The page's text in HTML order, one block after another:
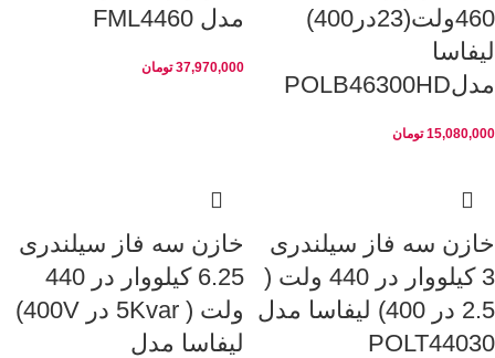
460ولت(23در400)
لیفاسا
مدلPOLB46300HD
15,080,000 تومان
مدل FML4460
37,970,000 تومان
خازن سه فاز سیلندری
3 کیلووار در 440 ولت (
2.5 در 400) لیفاسا مدل
POLT44030
خازن سه فاز سیلندری
6.25 کیلووار در 440
ولت ( 5Kvar در 400V)
لیفاسا مدل